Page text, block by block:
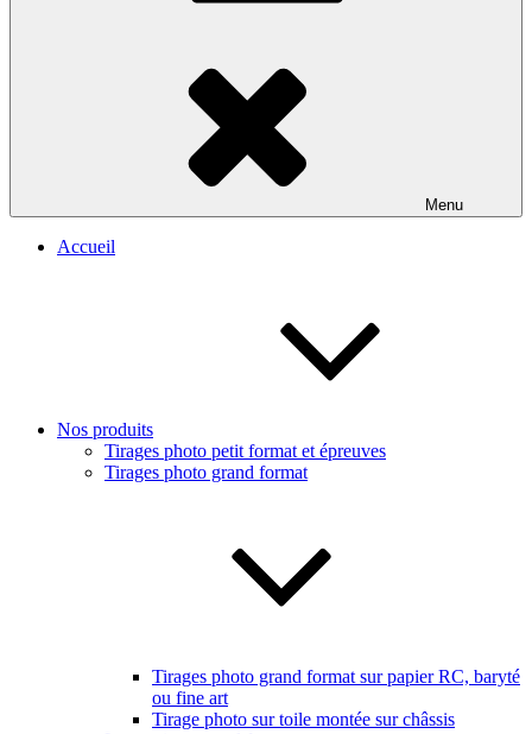
Menu
Accueil
Nos produits
Tirages photo petit format et épreuves
Tirages photo grand format
Tirages photo grand format sur papier RC, baryté
ou fine art
Tirage photo sur toile montée sur châssis